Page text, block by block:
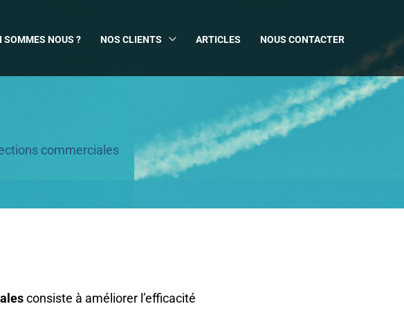
SOMMES NOUS ? NOS CLIENTS ARTICLES NOUS CONTACTER
commerciales
consiste à améliorer l’efficacité